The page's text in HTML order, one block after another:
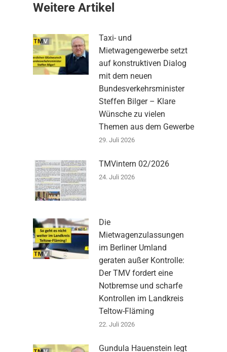
Weitere Artikel
Taxi- und
Mietwagengewerbe setzt
auf konstruktiven Dialog
mit dem neuen
Bundesverkehrsminister
Steffen Bilger – Klare
Wünsche zu vielen
Themen aus dem Gewerbe
29. Juli 2026
TMVintern 02/2026
24. Juli 2026
Die
Mietwagenzulassungen
im Berliner Umland
geraten außer Kontrolle:
Der TMV fordert eine
Notbremse und scharfe
Kontrollen im Landkreis
Teltow-Fläming
22. Juli 2026
Gundula Hauenstein legt